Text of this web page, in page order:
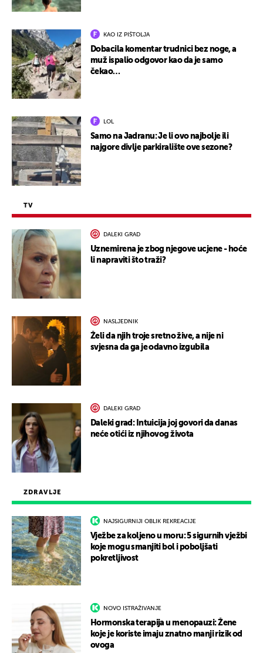
ZDRAVLJE
NAJSIGURNIJI OBLIK REKREACIJE
Vježbe za koljeno u moru: 5 sigurnih vježbi
koje mogu smanjiti bol i poboljšati
pokretljivost
NOVO ISTRAŽIVANJE
Hormonska terapija u menopauzi: Žene
koje je koriste imaju znatno manji rizik od
ovoga
KAO IZ PIŠTOLJA
Dobacila komentar trudnici bez noge, a
muž ispalio odgovor kao da je samo
čekao…
LOL
Samo na Jadranu: Je li ovo najbolje ili
najgore divlje parkiralište ove sezone?
TV
DALEKI GRAD
Uznemirena je zbog njegove ucjene - hoće
li napraviti što traži?
NASLJEDNIK
Želi da njih troje sretno žive, a nije ni
svjesna da ga je odavno izgubila
DALEKI GRAD
Daleki grad: Intuicija joj govori da danas
neće otići iz njihovog života